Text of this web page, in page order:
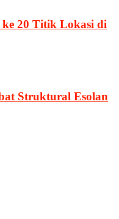
20 Titik Lokasi di
Struktural Esolan